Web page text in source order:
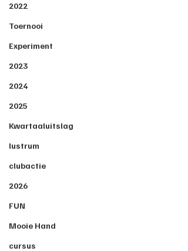
2022
Toernooi
Experiment
2023
2024
2025
Kwartaaluitslag
lustrum
clubactie
2026
FUN
Mooie Hand
cursus